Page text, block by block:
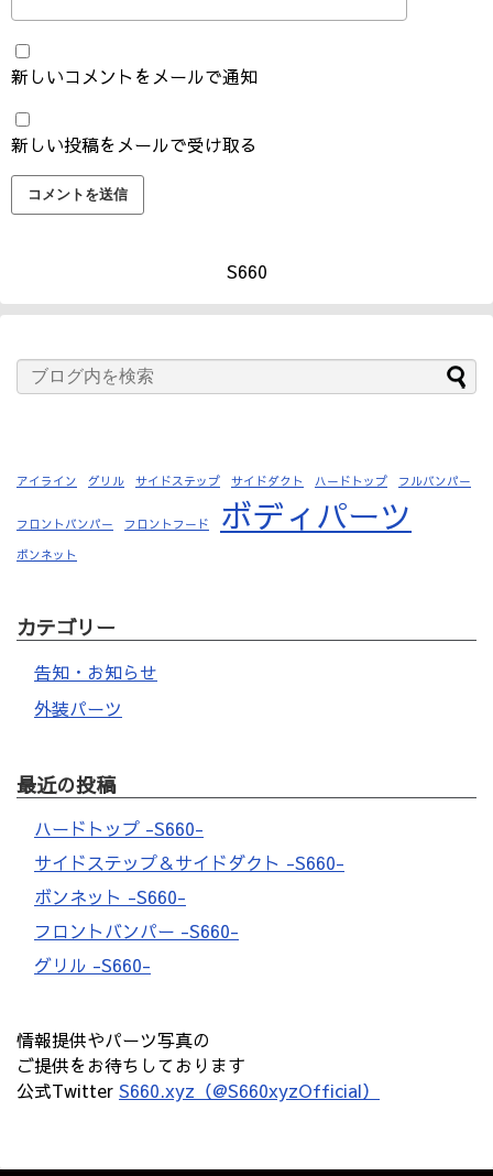
新しいコメントをメールで通知
新しい投稿をメールで受け取る
S660
アイライン グリル サイドステップ サイドダクト ハードトップ フルバンパー
フロントバンパー フロントフード ボディパーツ
ボンネット
カテゴリー
告知・お知らせ
外装パーツ
最近の投稿
ハードトップ -S660-
サイドステップ＆サイドダクト -S660-
ボンネット -S660-
フロントバンパー -S660-
グリル -S660-
情報提供やパーツ写真の
ご提供をお待ちしております
公式Twitter S660.xyz（@S660xyzOfficial）